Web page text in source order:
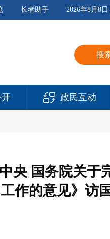
2026年8月8
长者助手
搜
开 政民互动
央 国务院关于
作的意见》访